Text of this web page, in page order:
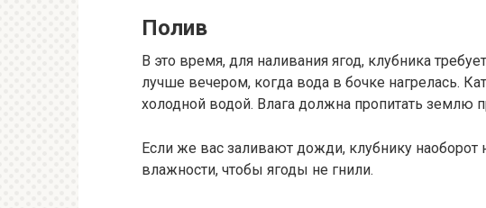
Полив
В это время, для наливания ягод, клубника
лучше вечером, когда вода в бочке нагрелась.
холодной водой. Влага должна пропитать землю
Если же вас заливают дожди, клубнику
влажности, чтобы ягоды не гнили.